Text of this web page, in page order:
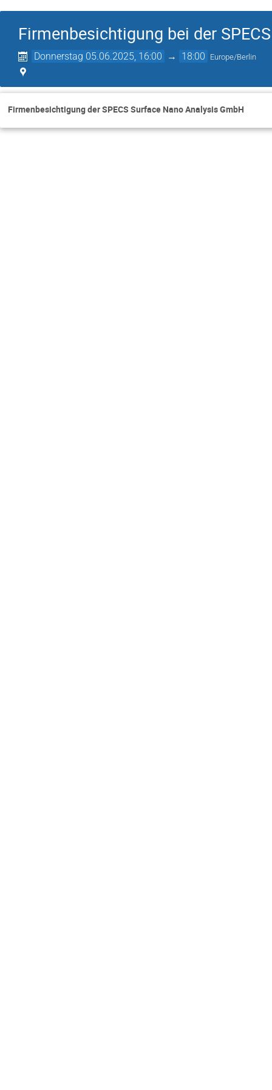
Firmenbesichtigung bei der
Donnerstag 05.06.2025, 16:00 → 18:00 Europe/Berlin
Firmenbesichtigung der SPECS Surface Nano Analysis GmbH